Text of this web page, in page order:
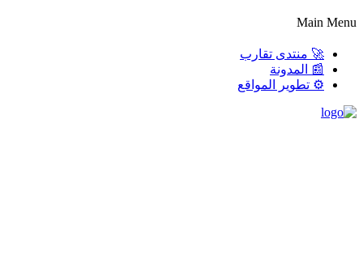
Main Menu
🚀 منتدى تقارب
📰 المدونة
⚙️ تطوير المواقع